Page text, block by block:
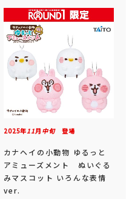
2025年11月 中旬登場
カナヘイの小動物 ゆるっと
アミューズメント ぬいぐる
みマスコット いろんな表情
ver.